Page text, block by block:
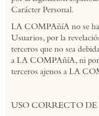
Carácter Personal.
LA COMPAñíA no se
Usuarios, por la
terceros que no sea
a LA COMPAñíA, ni por
terceros ajenos a LA
USO CORRECTO